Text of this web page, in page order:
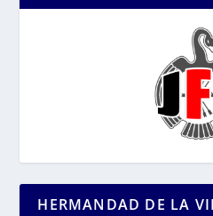
HERMANDAD DE LA